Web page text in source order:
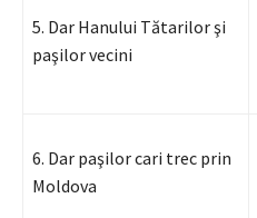
5. Dar Hanului Tătarilor şi
paşilor vecini
6. Dar paşilor cari trec prin
Moldova